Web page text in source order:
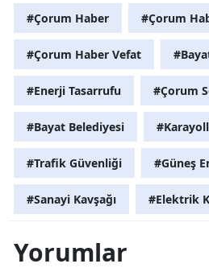
#Çorum Haber #Çorum
#Çorum Haber Vefat
#Enerji Tasarrufu #Çorum
#Bayat Belediyesi
#Trafik Güvenliği #Güneş
#Sanayi Kavşağı #Elektrik
Yorumlar